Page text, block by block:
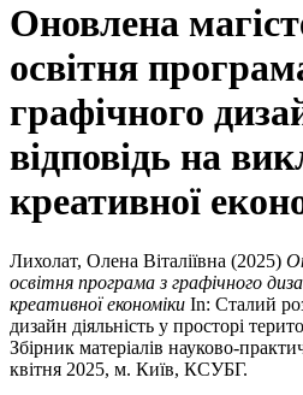
Оновлена
освітня
графічного
відповідь на
креативної
Лихолат, Олена Віталіївна (2025)
освітня програма з графічного
креативної економіки In: Сталий
дизайн діяльність у просторі
Збірник матеріалів науково-
квітня 2025, м. Київ, КСУБГ.